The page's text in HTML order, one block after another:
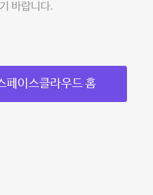
바랍니다.
페이스클라우드 홈